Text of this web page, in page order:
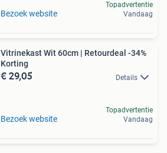
Bezoek website
Topadvertentie
Vandaag
Vitrinekast Wit 60cm | Retourdeal -34%
Korting
€ 29,05 Details
Bezoek website
Topadvertentie
Vandaag